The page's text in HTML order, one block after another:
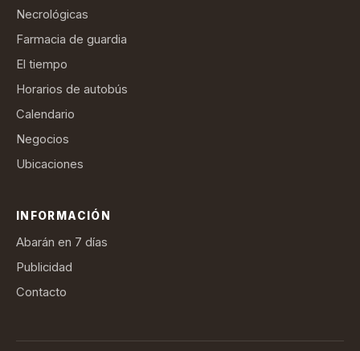
Necrológicas
Farmacia de guardia
El tiempo
Horarios de autobús
Calendario
Negocios
Ubicaciones
INFORMACIÓN
Abarán en 7 días
Publicidad
Contacto